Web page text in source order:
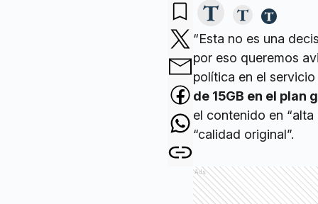
“Esta no es una
por eso queremos
política en el
de 15GB en el plan
el contenido en
“calidad original”.
Ads